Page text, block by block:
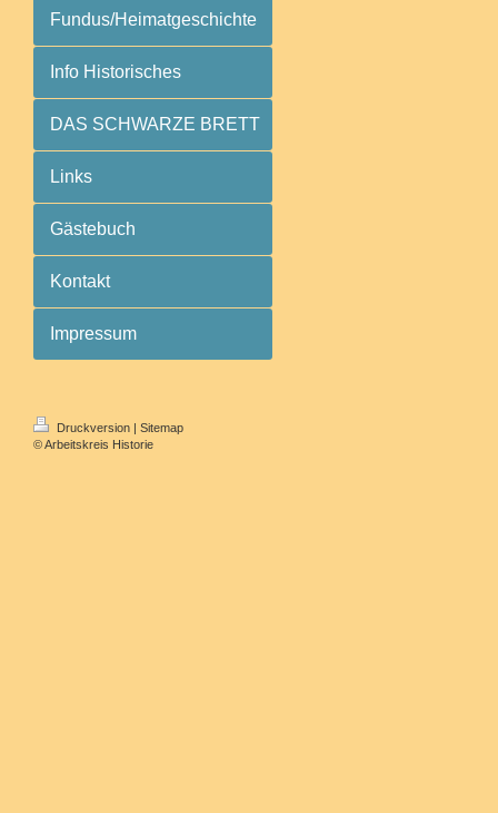
Fundus/Heimatgeschichte
Info Historisches
DAS SCHWARZE BRETT
Links
Gästebuch
Kontakt
Impressum
Druckversion | Sitemap
© Arbeitskreis Historie